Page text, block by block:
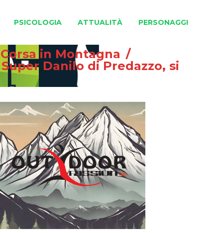
PSICOLOGIA ATTUALITÀ PERSONAGGI
Corsa in Montagna /
Danilo di Predazzo, si